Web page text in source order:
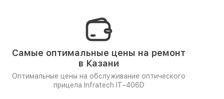
Самые оптимальные цены на ремонт
в Казани
Оптимальные цены на обслуживание оптического
прицела Infratech IT–406D